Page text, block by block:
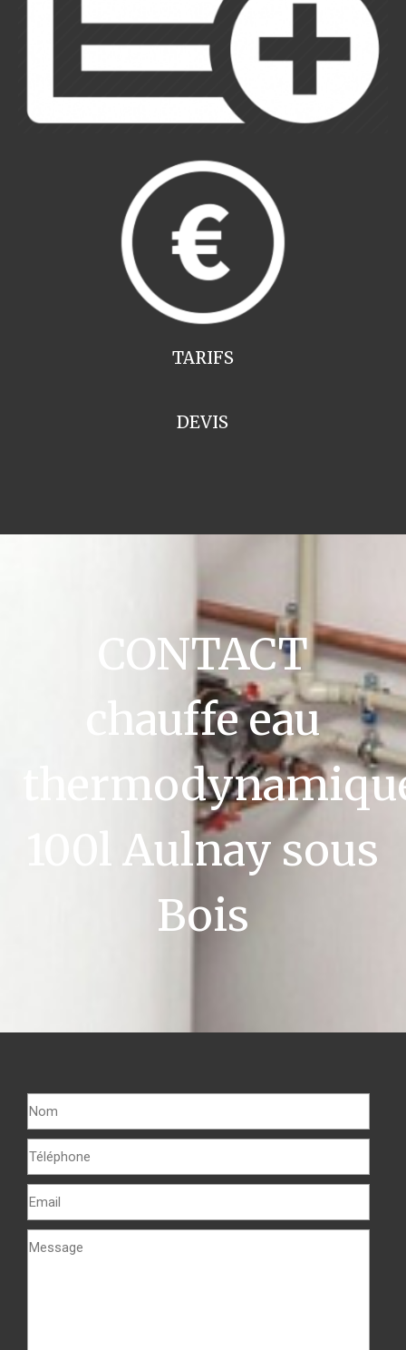
TARIFS
DEVIS
CONTACT
chauffe eau
100l Aulnay sous
Bois